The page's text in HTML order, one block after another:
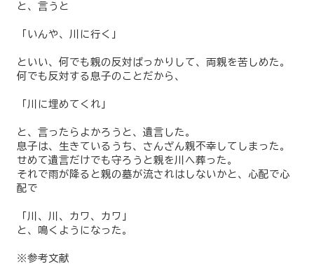
と、言うと
「いんや、川に行く」
といい、何でも親の反対ばっかりして、両親を苦しめた。
何でも反対する息子のことだから、
「川に埋めてくれ」
と、言ったらよかろうと、遺言した。
息子は、生きているうち、さんざん親不幸してしまった。
せめて遺言だけでも守ろうと親を川へ葬った。
それで雨が降ると親の墓が流されはしないかと、心配で心
配で
「川、川、カワ、カワ」
と、鳴くようになった。
※参考文献